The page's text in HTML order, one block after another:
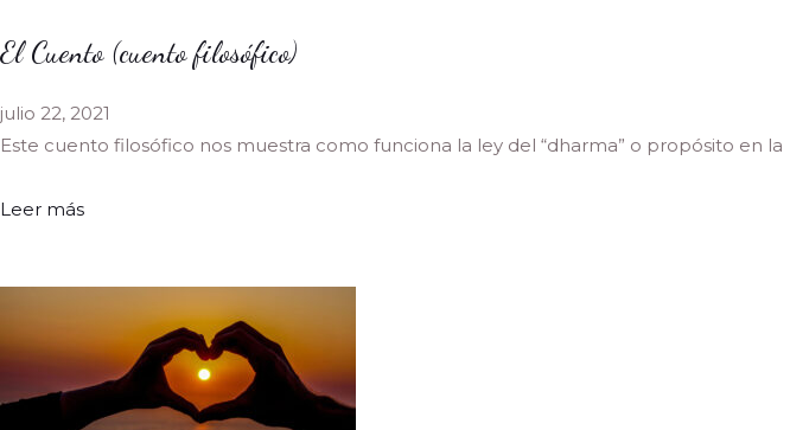
El Cuento (cuento filosófico)
julio 22, 2021
Este cuento filosófico nos muestra como funciona la ley del “dharma” o propósito en la
Leer más